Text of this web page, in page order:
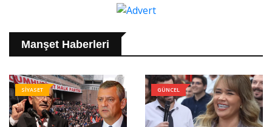
Manşet Haberleri
SİYASET GÜNCEL